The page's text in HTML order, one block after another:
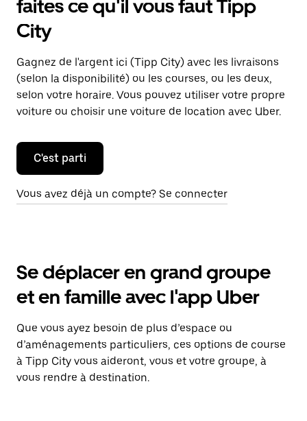
faites ce qu'il vous faut Tipp
City
Gagnez de l'argent ici (Tipp City) avec les livraisons
(selon la disponibilité) ou les courses, ou les deux,
selon votre horaire. Vous pouvez utiliser votre propre
voiture ou choisir une voiture de location avec Uber.
C'est parti
Vous avez déjà un compte? Se connecter
Se déplacer en grand groupe
et en famille avec l'app Uber
Que vous ayez besoin de plus d’espace ou
d’aménagements particuliers, ces options de course
à Tipp City vous aideront, vous et votre groupe, à
vous rendre à destination.